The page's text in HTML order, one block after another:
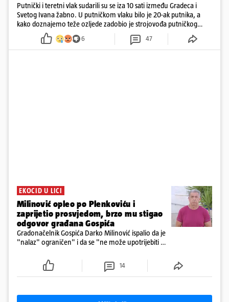
Putnički i teretni vlak sudarili su se iza 10 sati između Gradeca i
Svetog Ivana žabno. U putničkom vlaku bilo je 20-ak putnika, a
kako doznajemo teže ozljede zadobio je strojovođa putničkog
vlaka. Zatvoren je promet, a fotoreporteri Prigorskog objavili su
prve snimke s mjesta sudara
6 47
EKOCID U LICI
Milinović opleo po Plenkoviću i
zaprijetio prosvjedom, brzo mu stigao
odgovor građana Gospića
Gradonačelnik Gospića Darko Milinović ispalio da je
"nalaz" ograničen" i da se "ne može upotrijebiti za
ga je naručio Uskok i da je dio spisa
14